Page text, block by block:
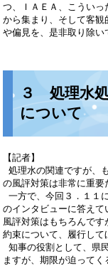
つ、ＩＡＥＡ、こうい
から集まり、そして客
や偏見を、是非取り除い
３ 処理水
について
【記者】
処理水の関連ですが、
の風評対策は非常に重要
一方で、今回３．１１
のインタビューに答えて
風評対策はもちろんで
約束について、履行して
知事の役割として、県
ますが、期限が迫って